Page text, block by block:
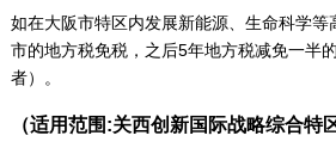
如在大阪市特区内发展新能源、生命科学等
市的地方税免税，之后5年地方税减免一半
者）。
（适用范围:关西创新国际战略综合特